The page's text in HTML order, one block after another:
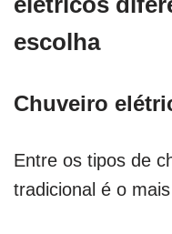
escolha
Chuveiro
Entre os tipos de
tradicional é o